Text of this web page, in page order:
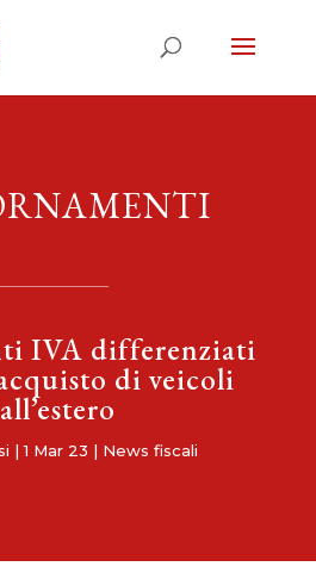
IVA differenziati
di veicoli
|1 Mar 23 | News fiscali